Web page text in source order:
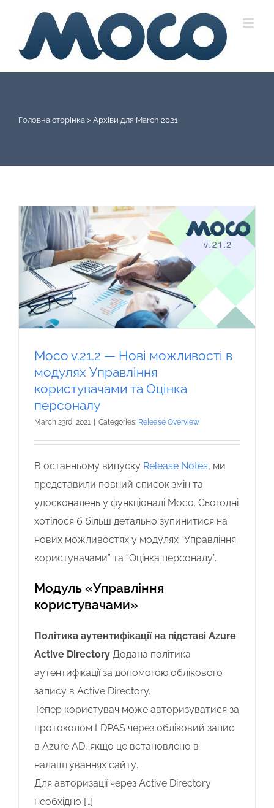
content
Головна сторінка > Архіви для March 2021
Moco v.21.2 — Нові можливості в
модулях Управління
користувачами та Оцінка
персоналу
March 23rd, 2021 | Categories: Release Overview
В останньому випуску Release Notes, ми
представили повний список змін та
удосконалень у функціоналі Moco. Сьогодні
хотілося б більш детально зупинитися на
нових можливостях у модулях “Управління
користувачами” та “Оцінка персоналу”.
Модуль «Управління
користувачами»
Політика аутентифікації на підставі Azure
Active Directory Додана політика
аутентифікації за допомогою облікового
запису в Active Directory.
Тепер користувач може авторизуватися за
протоколом LDPAS через обліковий запис
в Azure AD, якщо це встановлено в
налаштуваннях сайту.
Для авторизації через Active Directory
необхідно […]